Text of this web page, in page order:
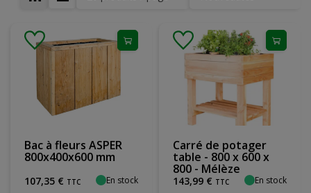
Bac à fleurs ASPER
800x400x600 mm
107,35 € TTC En stock
Carré de potager
table - 800 x 600 x
800 - Mélèze
143,99 € TTC En stock